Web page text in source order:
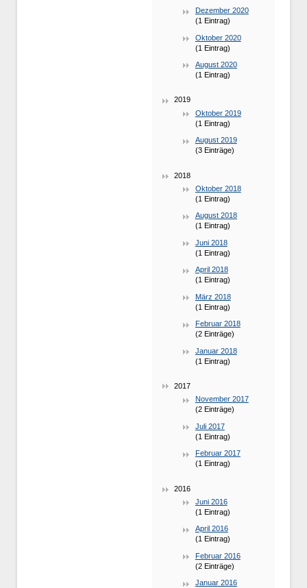
Dezember 2020
(1 Eintrag)
Oktober 2020
(1 Eintrag)
August 2020
(1 Eintrag)
2019
Oktober 2019
(1 Eintrag)
August 2019
(3 Einträge)
2018
Oktober 2018
(1 Eintrag)
August 2018
(1 Eintrag)
Juni 2018
(1 Eintrag)
April 2018
(1 Eintrag)
März 2018
(1 Eintrag)
Februar 2018
(2 Einträge)
Januar 2018
(1 Eintrag)
2017
November 2017
(2 Einträge)
Juli 2017
(1 Eintrag)
Februar 2017
(1 Eintrag)
2016
Juni 2016
(1 Eintrag)
April 2016
(1 Eintrag)
Februar 2016
(2 Einträge)
Januar 2016